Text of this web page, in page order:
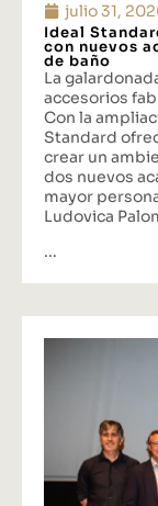
julio 31,
Ideal
con nuevos
de baño
La
accesorios
Con la
Standard
crear un
dos nuevos
mayor
Ludovica
...